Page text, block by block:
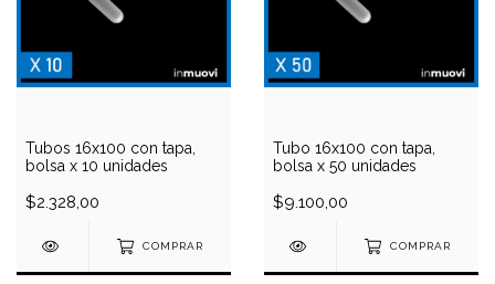
Tubos 16x100 con tapa,
bolsa x 10 unidades
$2.328,00
COMPRAR
Tubo 16x100 con tapa,
bolsa x 50 unidades
$9.100,00
COMPRAR